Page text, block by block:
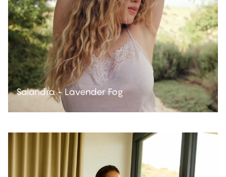
Salandra - Lavender Fog